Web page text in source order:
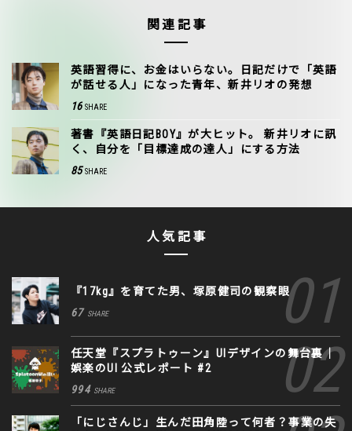
関連記事
英語習得に、お金はいらない。日記だけで「英語
が話せる人」になった青年、新井リオの発想
16 SHARE
著書『英語日記BOY』が大ヒット。 新井リオに訊
く、自分を「目標達成の達人」にする方法
85 SHARE
人気記事
『17kg』を育てた男、塚原健司の観察眼
67 SHARE
任天堂『スプラトゥーン』UIデザインの舞台裏｜
娯楽のUI 公式レポート #2
994 SHARE
「にじさんじ」生んだ田角陸って何者？事業の失